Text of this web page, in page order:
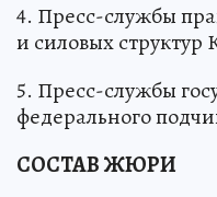
4. Пресс-службы
и силовых структур
5. Пресс-службы
федерального
СОСТАВ ЖЮРИ